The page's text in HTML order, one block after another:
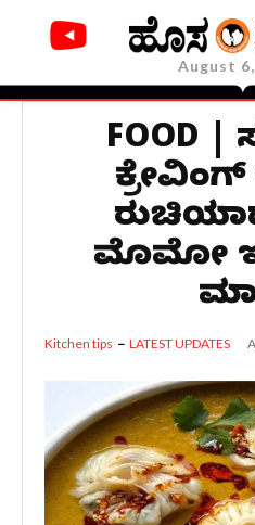
August
FOOD |
ಕ್ರೇವಿಂಗ್
ಮೊಮೋ
Kitchen tips LATEST UPDATES